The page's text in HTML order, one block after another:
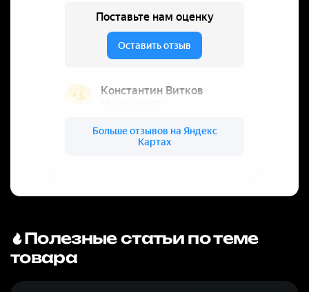
Полезные статьи по теме
товара